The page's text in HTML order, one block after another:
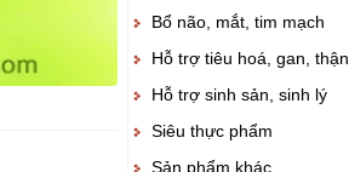
Bổ não, mắt, tim mạch
Hỗ trợ tiêu hoá, gan, thận
Hỗ trợ sinh sản, sinh lý
Siêu thực phẩm
Sản phẩm khác